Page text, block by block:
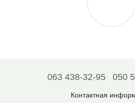
063 438-32-95 050
Контактная